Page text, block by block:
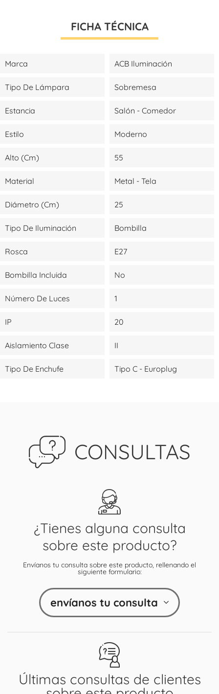
FICHA TÉCNICA
Marca ACB Iluminación
Tipo De Lámpara Sobremesa
Estancia Salón - Comedor
Estilo Moderno
Alto (cm) 55
Material Metal - Tela
Diámetro (cm) 25
Tipo De Iluminación Bombilla
Rosca E27
Bombilla Incluida No
Número De Luces 1
IP 20
Aislamiento Clase II
Tipo De Enchufe Tipo C - Europlug
CONSULTAS
Últimas consultas de clientes
¿Tienes alguna consulta
sobre este producto?
Envíanos tu consulta sobre este producto, rellenando el
siguiente formulario:
envíanos tu consulta